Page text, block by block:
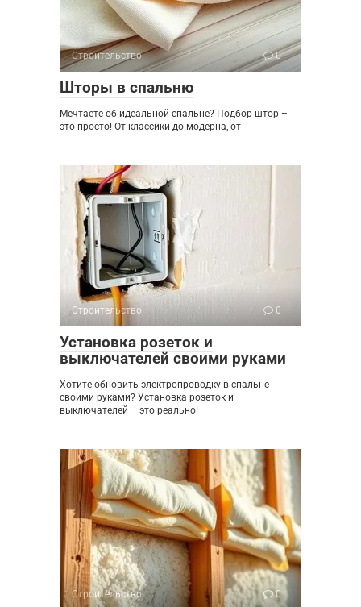
Строительство 0
Шторы в спальню
Мечтаете об идеальной спальне? Подбор штор –
это просто! От классики до модерна, от
Строительство 0
Установка розеток и
выключателей своими руками
Хотите обновить электропроводку в спальне
своими руками? Установка розеток и
выключателей – это реально!
Строительство 0